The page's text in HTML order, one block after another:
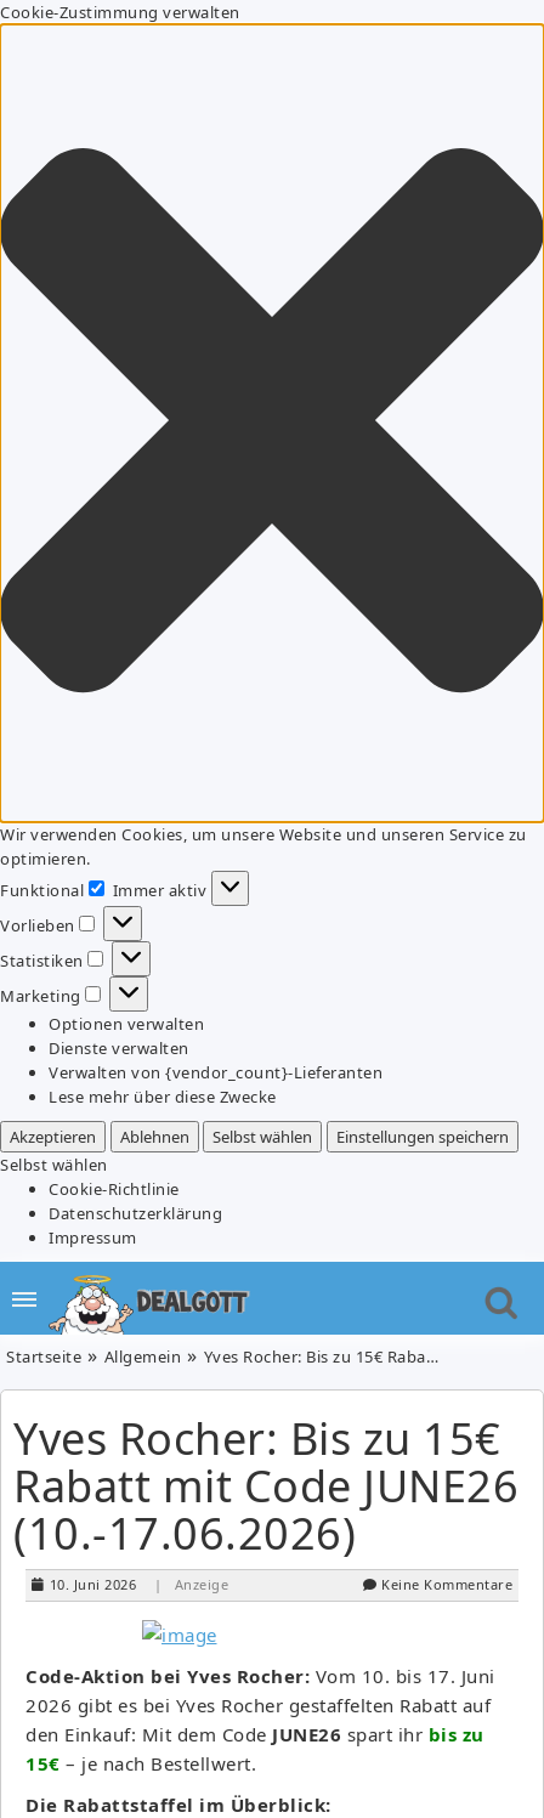
Cookie-Zustimmung verwalten
Wir verwenden Cookies, um unsere Website und unseren Service zu
optimieren.
Funktional
Funktional
Immer aktiv
Vorlieben
Vorlieben
Statistiken
Statistiken
Marketing
Marketing
Optionen verwalten
Dienste verwalten
Verwalten von {vendor_count}-Lieferanten
Lese mehr über diese Zwecke
Akzeptieren
Ablehnen Selbst wählen
Einstellungen speichern
Selbst wählen
Cookie-Richtlinie
Datenschutzerklärung
Impressum
Startseite Allgemein Yves Rocher: Bis zu 15€ Rabatt mit Code JUNE26 (10.-17.06.2026)
Yves Rocher: Bis zu 15€
Rabatt mit Code JUNE26
(10.-17.06.2026)
10. Juni 2026 | Anzeige Keine Kommentare
Code-Aktion bei Yves Rocher: Vom 10. bis 17. Juni
2026 gibt es bei Yves Rocher gestaffelten Rabatt auf
den Einkauf: Mit dem Code JUNE26 spart ihr bis zu
15€ – je nach Bestellwert.
Die Rabattstaffel im Überblick: